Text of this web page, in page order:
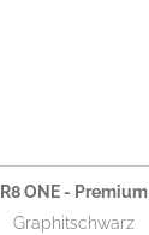
R8 ONE - Premium
Graphitschwarz